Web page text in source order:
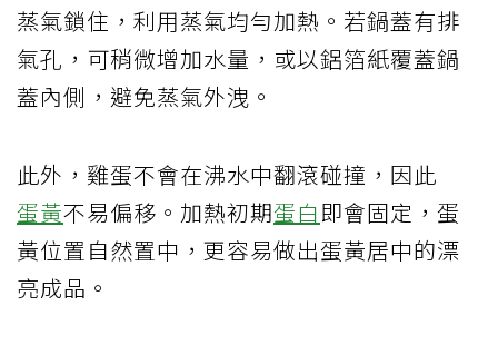
蒸氣鎖住，利用蒸氣均勻加熱。若鍋蓋有排
氣孔，可稍微增加水量，或以鋁箔紙覆蓋鍋
蓋內側，避免蒸氣外洩。
此外，雞蛋不會在沸水中翻滾碰撞，因此
蛋黃不易偏移。加熱初期蛋白即會固定，蛋
黃位置自然置中，更容易做出蛋黃居中的漂
亮成品。